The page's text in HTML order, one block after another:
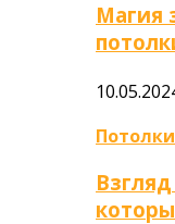
Магия
Потолки